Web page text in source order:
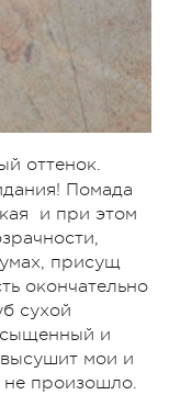
оттенок.
Помада
и при этом
присущ
окончательно
сухой
и
мои и
не произошло.